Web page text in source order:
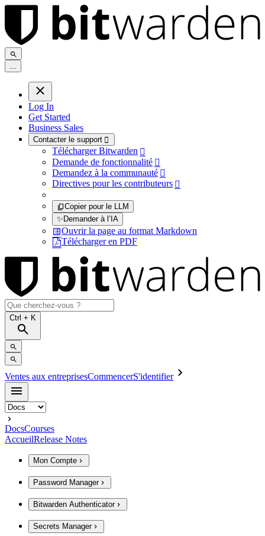
...
Log In
Get Started
Business Sales
Contacter le support 
Télécharger Bitwarden 
Demande de fonctionnalité 
Demandez à la communauté 
Directives pour les contributeurs 
Copier pour le LLM
✨Demander à l’IA
Ouvrir la page au format Markdown
Télécharger en PDF
Ctrl + K
Ventes aux entreprisesCommencerS'identifier
DocsCourses
AccueilRelease Notes
Mon Compte
Password Manager
Bitwarden Authenticator
Secrets Manager